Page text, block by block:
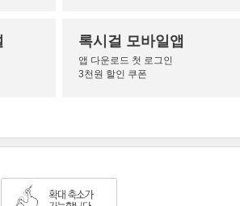
록시걸 모바일앱
앱 다운로드 첫 로그인
3천원 할인 쿠폰